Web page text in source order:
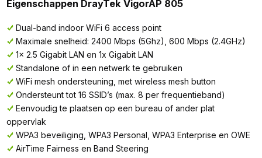
Eigenschappen DrayTek VigorAP 805
Dual-band indoor WiFi 6 access point
Maximale snelheid: 2400 Mbps (5Ghz), 600 Mbps (2.4GHz)
1x 2.5 Gigabit LAN en 1x Gigabit LAN
Standalone of in een netwerk te gebruiken
WiFi mesh ondersteuning, met wireless mesh button
Ondersteunt tot 16 SSID’s (max. 8 per frequentieband)
Eenvoudig te plaatsen op een bureau of ander plat
oppervlak
WPA3 beveiliging, WPA3 Personal, WPA3 Enterprise en OWE
AirTime Fairness en Band Steering